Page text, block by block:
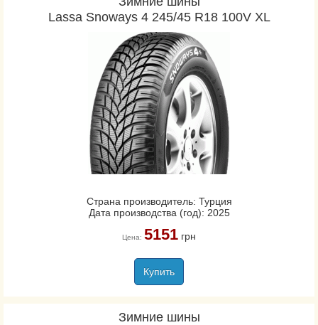
Lassa Snoways 4 245/45 R18 100V XL
Страна производитель: Турция
Дата производства (год): 2025
Цена: 5151грн
Купить
Зимние шины